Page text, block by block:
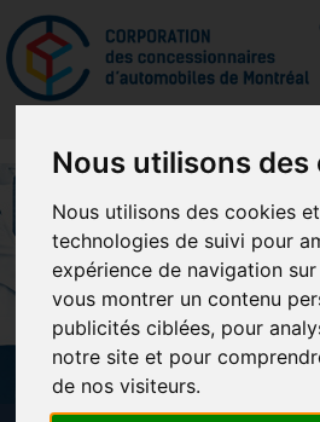
Nous utilisons des
Nous utilisons des cookies
technologies de suivi pour
expérience de navigation
vous montrer un contenu
publicités ciblées, pour
notre site et pour
de nos visiteurs.
Mettreà jour vos préférences de témoins